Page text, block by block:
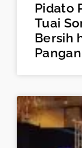
Pidato
Tuai
Bersih
Pangan